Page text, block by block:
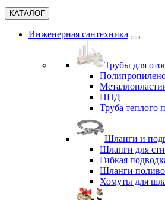
КАТАЛОГ
Инженерная сантехника
Трубы для
ПНД
Труба теплого
Шланги и
Шланги для
Гибкая
Шланги
Хомуты для